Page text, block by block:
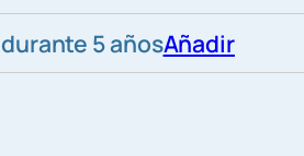
durante 5 añosAñadir